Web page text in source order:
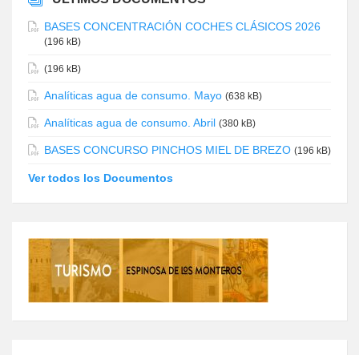
BASES CONCENTRACIÓN COCHES CLÁSICOS 2026
(196 kB)
(196 kB)
Analíticas agua de consumo. Mayo (638 kB)
Analíticas agua de consumo. Abril (380 kB)
BASES CONCURSO PINCHOS MIEL DE BREZO (196 kB)
Ver todos los Documentos